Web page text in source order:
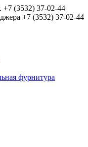
+7 (3532) 37-02-44
+7 (3532) 37-02-44
фурнитура